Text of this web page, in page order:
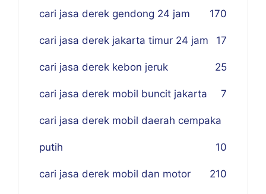
cari jasa derek gendong 24 jam 170
cari jasa derek jakarta timur 24 jam 17
cari jasa derek kebon jeruk 25
cari jasa derek mobil buncit jakarta 7
cari jasa derek mobil daerah cempaka
putih 10
cari jasa derek mobil dan motor 210